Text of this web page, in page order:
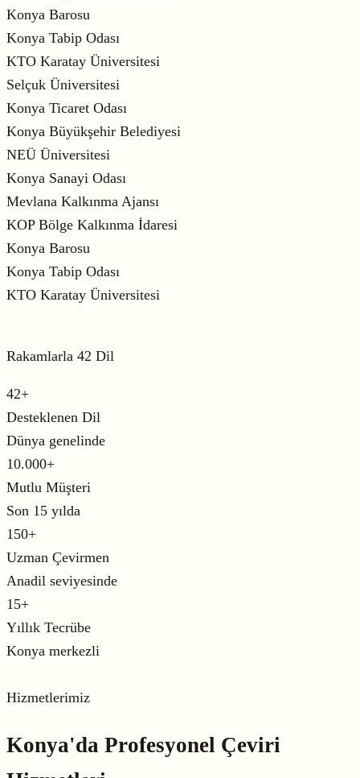
Konya Barosu
Konya Tabip Odası
KTO Karatay Üniversitesi
Selçuk Üniversitesi
Konya Ticaret Odası
Konya Büyükşehir Belediyesi
NEÜ Üniversitesi
Konya Sanayi Odası
Mevlana Kalkınma Ajansı
KOP Bölge Kalkınma İdaresi
Konya Barosu
Konya Tabip Odası
KTO Karatay Üniversitesi
Rakamlarla 42 Dil
42+
Desteklenen Dil
Dünya genelinde
10.000+
Mutlu Müşteri
Son 15 yılda
150+
Uzman Çevirmen
Anadil seviyesinde
15+
Yıllık Tecrübe
Konya merkezli
Hizmetlerimiz
Konya'da Profesyonel Çeviri